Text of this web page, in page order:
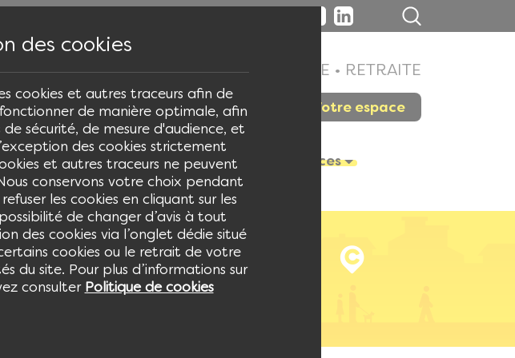
SANTÉ • PRÉVOYANCE • RETRAITE
Votre espace
Salarié Courtiers Actualités
Services
des cookies
cookies et autres traceurs afin de
de manière optimale, afin
sécurité, de mesure d'audience, et
des cookies strictement
et autres traceurs ne peuvent
conservons votre choix pendant
les cookies en cliquant sur les
de changer d’avis à tout
des cookies via l’onglet dédie situé
cookies ou le retrait de votre
du site. Pour plus d’informations sur
consulter Politique de cookies